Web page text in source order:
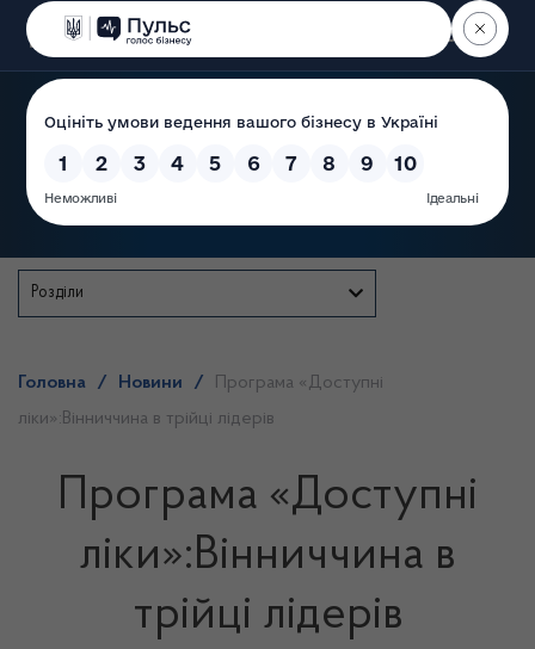
Пошук
Розділи
Головна / Новини /
Прoгрaма «Дoступнi
лiки»:Вiнниччинa в трiйцi лiдeрiв
Прoгрaма «Дoступнi
лiки»:Вiнниччинa в
трiйцi лiдeрiв